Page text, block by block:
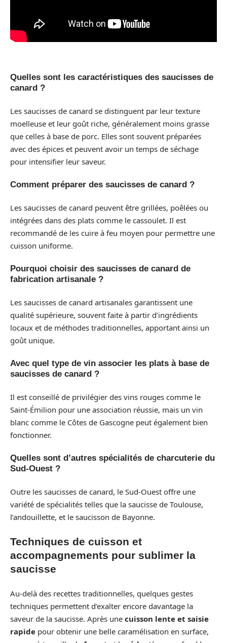
Quelles sont les caractéristiques des saucisses de
canard ?
Les saucisses de canard se distinguent par leur texture
moelleuse et leur goût riche, généralement moins grasse
que celles à base de porc. Elles sont souvent préparées
avec des épices et peuvent avoir un temps de séchage
pour intensifier leur saveur.
Comment préparer des saucisses de canard ?
Les saucisses de canard peuvent être grillées, poêlées ou
intégrées dans des plats comme le cassoulet. Il est
recommandé de les cuire à feu moyen pour permettre une
cuisson uniforme.
Pourquoi choisir des saucisses de canard de
fabrication artisanale ?
Les saucisses de canard artisanales garantissent une
qualité supérieure, souvent faite à partir d’ingrédients
locaux et de méthodes traditionnelles, apportant ainsi un
goût unique.
Avec quel type de vin associer les plats à base de
saucisses de canard ?
Il est conseillé de privilégier des vins rouges comme le
Saint-Émilion pour une association réussie, mais un vin
blanc comme le Côtes de Gascogne peut également bien
fonctionner.
Quelles sont d’autres spécialités de charcuterie du
Sud-Ouest ?
Outre les saucisses de canard, le Sud-Ouest offre une
variété de spécialités telles que la saucisse de Toulouse,
l’andouillette, et le saucisson de Bayonne.
Techniques de cuisson et
accompagnements pour sublimer la
saucisse
Au-delà des recettes traditionnelles, quelques gestes
techniques permettent d’exalter encore davantage la
saveur de la saucisse. Après une cuisson lente et saisie
rapide pour obtenir une belle caramélisation en surface,